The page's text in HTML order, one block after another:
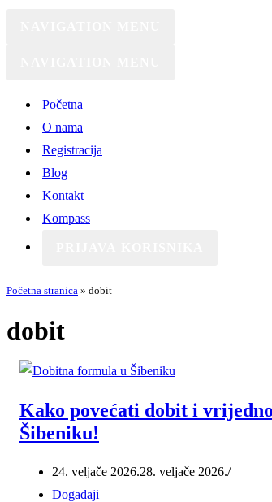
Početna
O nama
Registracija
Blog
Kontakt
Kompass
Početna stranica » dobit
dobit
Kako povećati dobit i
Šibeniku!
24. veljače 2026.28. veljače 2026.
Događaji